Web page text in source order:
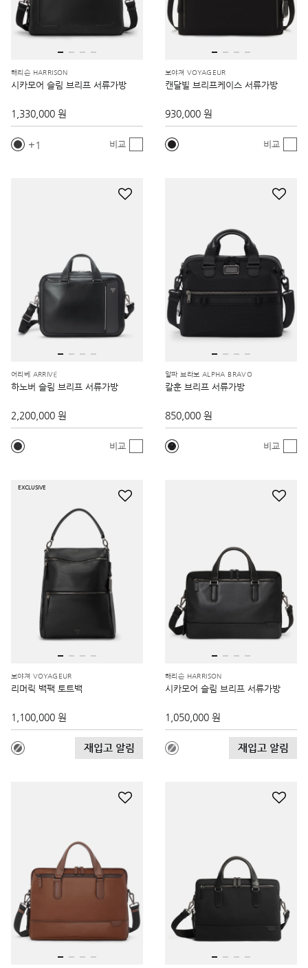
해리슨 HARRISON
시카모어 슬림 브리프 서류가방
1,330,000 원
1 비교
보야져 VOYAGEUR
캔달빌 브리프케이스 서류가방
930,000 원
비교
어리베 ARRIVÉ
하노버 슬림 브리프 서류가방
2,200,000 원
비교
알파 브라보 ALPHA BRAVO
칼훈 브리프 서류가방
850,000 원
비교
EXCLUSIVE
보야져 VOYAGEUR
리머릭 백팩 토트백
1,100,000 원
재입고 알림
해리슨 HARRISON
시카모어 슬림 브리프 서류가방
1,050,000 원
재입고 알림